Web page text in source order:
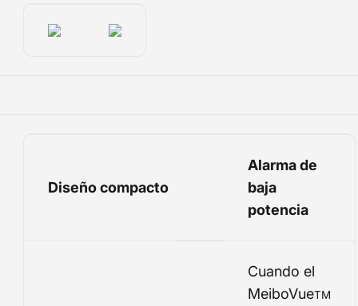
Diseño compacto
Alarma de
baja
potencia
Cuando el
MeiboVueTM